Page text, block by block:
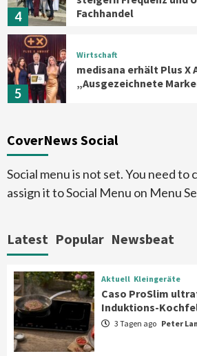
4
Fachhandel
5
Wirtschaft
medisana erhält Plus X
„Ausgezeichnete
6
Verbraucher setzen
7
Angeboten
1
Aktuell Kleingeräte
Caso ProSlim
Kochfeld
CoverNews Social
Social menu is not set. You need to
assign it to Social Menu on Menu
Latest Popular Newsbeat
Aktuell Kleingeräte
Caso ProSlim
Induktions-
3 Tagen ago Peter